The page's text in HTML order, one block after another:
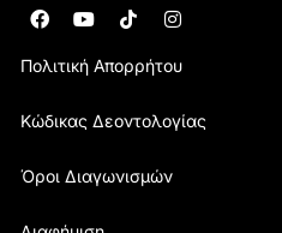
Πολιτική Απορρήτου
Κώδικας Δεοντολογίας
Όροι Διαγωνισμών